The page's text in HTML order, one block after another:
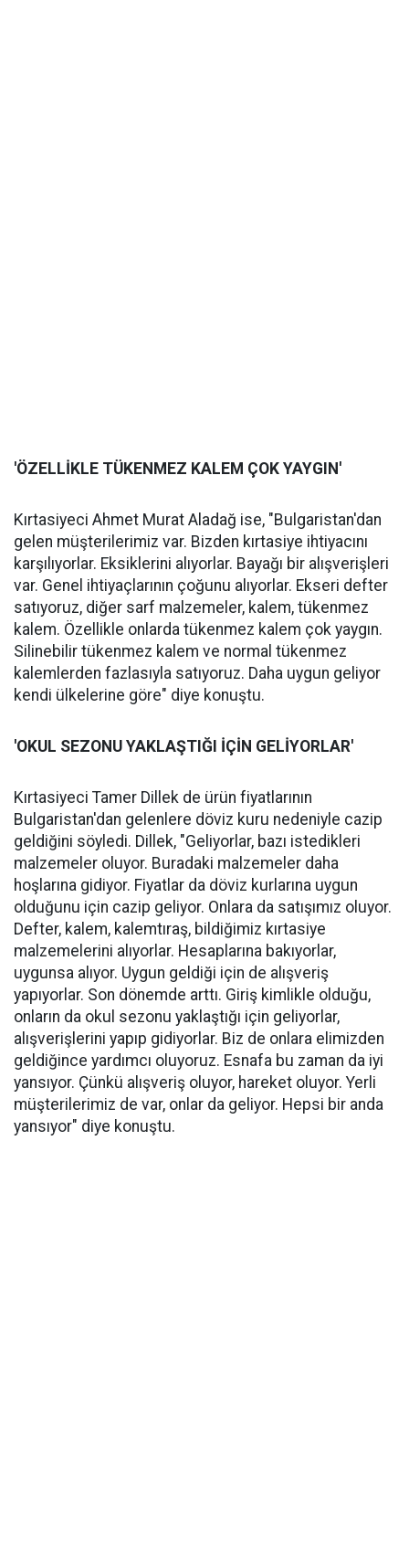
'ÖZELLİKLE TÜKENMEZ KALEM ÇOK YAYGIN'
Kırtasiyeci Ahmet Murat Aladağ ise, "Bulgaristan'dan
gelen müşterilerimiz var. Bizden kırtasiye ihtiyacını
karşılıyorlar. Eksiklerini alıyorlar. Bayağı bir alışverişleri
var. Genel ihtiyaçlarının çoğunu alıyorlar. Ekseri defter
satıyoruz, diğer sarf malzemeler, kalem, tükenmez
kalem. Özellikle onlarda tükenmez kalem çok yaygın.
Silinebilir tükenmez kalem ve normal tükenmez
kalemlerden fazlasıyla satıyoruz. Daha uygun geliyor
kendi ülkelerine göre" diye konuştu.
'OKUL SEZONU YAKLAŞTIĞI İÇİN GELİYORLAR'
Kırtasiyeci Tamer Dillek de ürün fiyatlarının
Bulgaristan'dan gelenlere döviz kuru nedeniyle cazip
geldiğini söyledi. Dillek, "Geliyorlar, bazı istedikleri
malzemeler oluyor. Buradaki malzemeler daha
hoşlarına gidiyor. Fiyatlar da döviz kurlarına uygun
olduğunu için cazip geliyor. Onlara da satışımız oluyor.
Defter, kalem, kalemtıraş, bildiğimiz kırtasiye
malzemelerini alıyorlar. Hesaplarına bakıyorlar,
uygunsa alıyor. Uygun geldiği için de alışveriş
yapıyorlar. Son dönemde arttı. Giriş kimlikle olduğu,
onların da okul sezonu yaklaştığı için geliyorlar,
alışverişlerini yapıp gidiyorlar. Biz de onlara elimizden
geldiğince yardımcı oluyoruz. Esnafa bu zaman da iyi
yansıyor. Çünkü alışveriş oluyor, hareket oluyor. Yerli
müşterilerimiz de var, onlar da geliyor. Hepsi bir anda
yansıyor" diye konuştu.